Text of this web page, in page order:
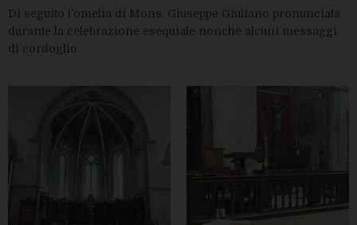
Di seguito l’omelia di Mons. Giuseppe Giuliano pronunciata
durante la celebrazione esequiale nonchè alcuni messaggi
di cordoglio.